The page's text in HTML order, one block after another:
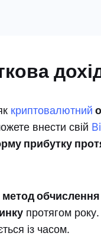
криптовалютний
внести свій
прибутку
метод
протягом
із часом.